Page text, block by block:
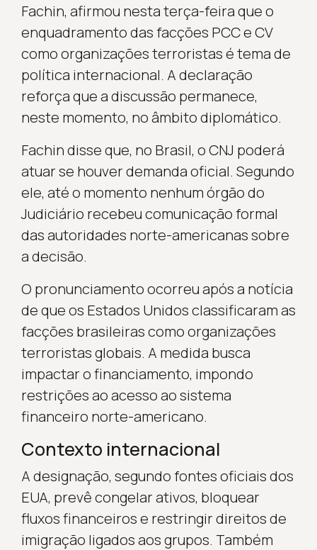
Fachin, afirmou nesta terça-feira que o
enquadramento das facções PCC e CV
como organizações terroristas é tema de
política internacional. A declaração
reforça que a discussão permanece,
neste momento, no âmbito diplomático.
Fachin disse que, no Brasil, o CNJ poderá
atuar se houver demanda oficial. Segundo
ele, até o momento nenhum órgão do
Judiciário recebeu comunicação formal
das autoridades norte-americanas sobre
a decisão.
O pronunciamento ocorreu após a notícia
de que os Estados Unidos classificaram as
facções brasileiras como organizações
terroristas globais. A medida busca
impactar o financiamento, impondo
restrições ao acesso ao sistema
financeiro norte-americano.
Contexto internacional
A designação, segundo fontes oficiais dos
EUA, prevê congelar ativos, bloquear
fluxos financeiros e restringir direitos de
imigração ligados aos grupos. Também